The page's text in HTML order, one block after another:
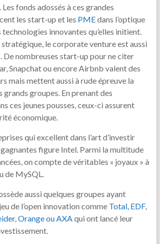
fonds adossés à ces grandes
les start-up et les PMEdans l’optique
innovantes qu’elles initient.
le corporate venture est aussi
De nombreuses start-up pour ne citer
Snapchat ou encore Airbnb valent des
mais mettent aussi à rude épreuve la
groupes. En prenant des
ces jeunes pousses, ceux-ci assurent
économique.
qui excellent dans l’art d’investir
gagnantes figure Intel. Parmi la multitude
on compte de véritables « joyaux » à
de MySQL.
aussi quelques groupes ayant
de l’open innovation comme Total, EDF,
Orange ou AXAqui ont lancé leur